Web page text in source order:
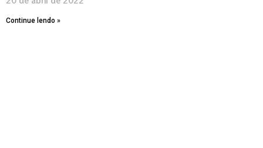
Continue lendo »